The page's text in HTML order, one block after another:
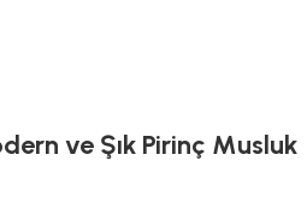
ve Şık Pirinç Musluk